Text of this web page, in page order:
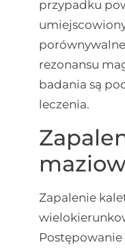
przypadku
rezonansu
badania są
leczenia.
Zapalenie